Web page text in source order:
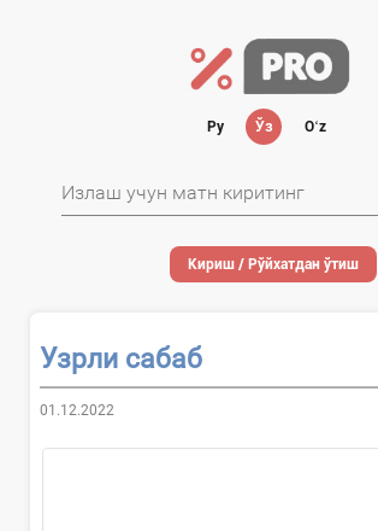
Ру Ўз Oʻz
Кириш / Рўйхатдан ўтиш
Узрли сабаб
01.12.2022